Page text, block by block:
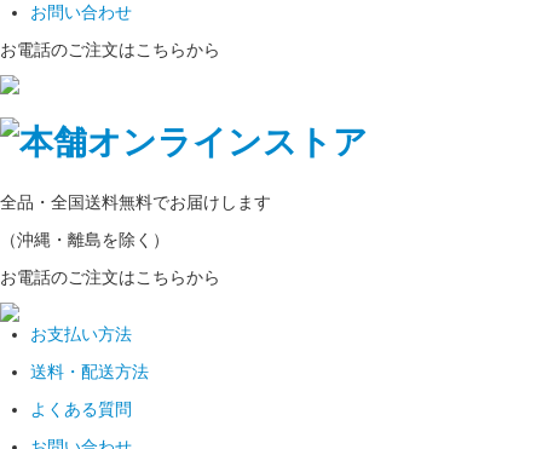
お問い合わせ
お電話のご注文はこちらから
全品・全国送料無料でお届けします
（沖縄・離島を除く）
お電話のご注文はこちらから
お支払い方法
送料・配送方法
よくある質問